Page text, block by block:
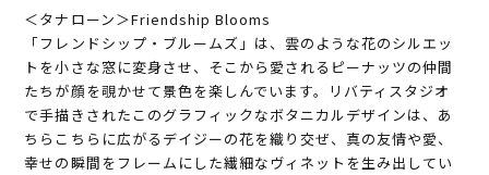
＜タナローン＞Friendship Blooms
「フレンドシップ・ブルームズ」は、雲のような花のシルエッ
トを小さな窓に変身させ、そこから愛されるピーナッツの仲間
たちが顔を覗かせて景色を楽しんでいます。リバティスタジオ
で手描きされたこのグラフィックなボタニカルデザインは、あ
ちらこちらに広がるデイジーの花を織り交ぜ、真の友情や愛、
幸せの瞬間をフレームにした繊細なヴィネットを生み出してい